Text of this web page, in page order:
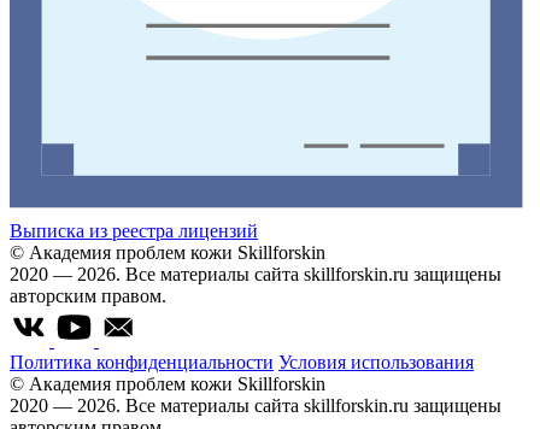
Выписка из реестра лицензий
© Академия проблем кожи Skillforskin
2020 — 2026. Все материалы сайта skillforskin.ru защищены
авторским правом.
Политика конфиденциальности Условия использования
© Академия проблем кожи Skillforskin
2020 — 2026. Все материалы сайта skillforskin.ru защищены